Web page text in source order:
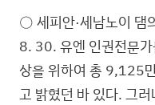
○ 세피안·세남노이 댐
8. 30. 유엔 인권전문
상을 위하여 총 9,125
고 밝혔던 바 있다. 그